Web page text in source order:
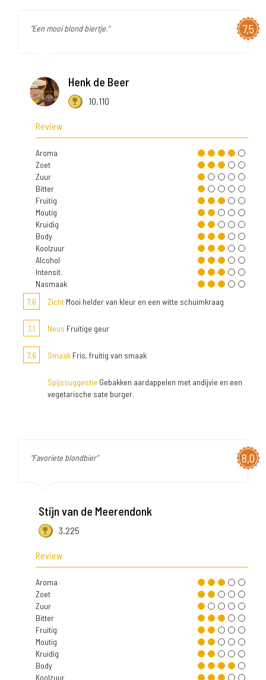
7,5
"Een mooi blond biertje."
Henk de Beer
10.110
Review
Aroma
Zoet
Zuur
Bitter
Fruitig
Moutig
Kruidig
Body
Koolzuur
Alcohol
Intensit.
Nasmaak
7,6
Zicht Mooi helder van kleur en een witte schuimkraag
7,1 Neus Fruitige geur
7,6 Smaak Fris, fruitig van smaak
Spijssuggestie Gebakken aardappelen met andijvie en een
vegetarische sate burger.
8,0
"Favoriete blondbier"
Stijn van de Meerendonk
3.225
Review
Aroma
Zoet
Zuur
Bitter
Fruitig
Moutig
Kruidig
Body
Koolzuur